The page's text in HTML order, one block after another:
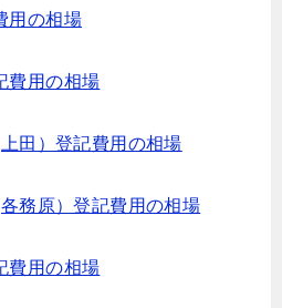
用の相場
費用の相場
田）登記費用の相場
務原）登記費用の相場
費用の相場